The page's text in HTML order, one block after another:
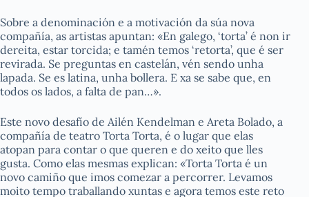
Sobre a denominación e a motivación da súa nova
compañía, as artistas apuntan: «En galego, ‘torta’ é non ir
dereita, estar torcida; e tamén temos ‘retorta’, que é ser
revirada. Se preguntas en castelán, vén sendo unha
lapada. Se es latina, unha bollera. E xa se sabe que, en
todos os lados, a falta de pan…».
Este novo desafío de Ailén Kendelman e Areta Bolado, a
compañía de teatro Torta Torta, é o lugar que elas
atopan para contar o que queren e do xeito que lles
gusta. Como elas mesmas explican: «Torta Torta é un
novo camiño que imos comezar a percorrer. Levamos
moito tempo traballando xuntas e agora temos este reto